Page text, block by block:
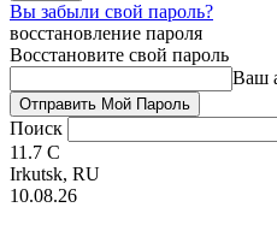
Вы забыли свой пароль?
восстановление пароля
Восстановите свой пароль
Ваш
Поиск
11.7 C
Irkutsk, RU
10.08.26